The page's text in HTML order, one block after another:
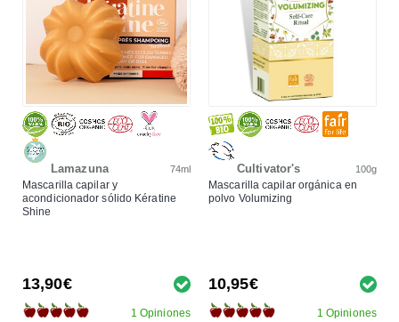
Lamazuna 74ml
Mascarilla capilar y
acondicionador sólido Kératine
Shine
13,90€
1 Opiniones
Cultivator's 100g
Mascarilla capilar orgánica en
polvo Volumizing
10,95€
1 Opiniones